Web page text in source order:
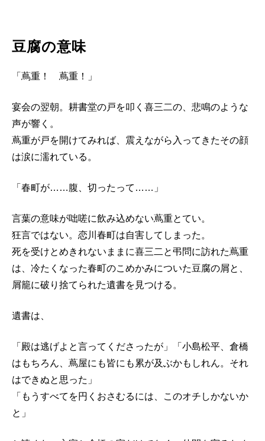
豆腐の意味
「蔦重！ 蔦重！」
宴会の翌朝。耕書堂の戸を叩く喜三二の、悲鳴のような
声が響く。
蔦重が戸を開けてみれば、震えながら入ってきたその顔
は涙に濡れている。
「春町が……腹、切ったって……」
言葉の意味が咄嗟に飲み込めない蔦重とてい。
狂言ではない。恋川春町は自害してしまった。
死を受けとめきれないままに喜三二と弔問に訪れた蔦重
は、冷たくなった春町のこめかみについた豆腐の屑と、
屑籠に破り捨てられた遺書を見つける。
遺書は、
「殿は逃げよと言ってくださったが」「小島松平、倉橋
はもちろん、蔦屋にも皆にも累が及ぶかもしれん。それ
はできぬと思った」
「もうすべてを円くおさむるには、このオチしかないか
と」